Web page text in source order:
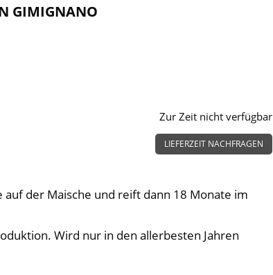
GIMIGNANO
Zur Zeit nicht verfügbar
LIEFERZEIT NACHFRAGEN
auf der Maische und reift dann 18 Monate im
Wird nur in den allerbesten Jahren